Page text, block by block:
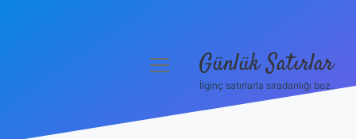
menüyü Günlük Satırlar
İlginç satırlarla sıradanlığı boz.